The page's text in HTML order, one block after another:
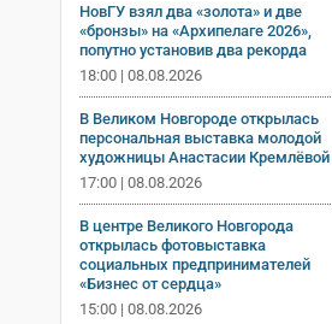
НовГУ взял два «золота» и две
«бронзы» на «Архипелаге 2026»,
попутно установив два рекорда
18:00 | 08.08.2026
В Великом Новгороде открылась
персональная выставка молодой
художницы Анастасии Кремлёвой
17:00 | 08.08.2026
В центре Великого Новгорода
открылась фотовыставка
социальных предпринимателей
«Бизнес от сердца»
15:00 | 08.08.2026